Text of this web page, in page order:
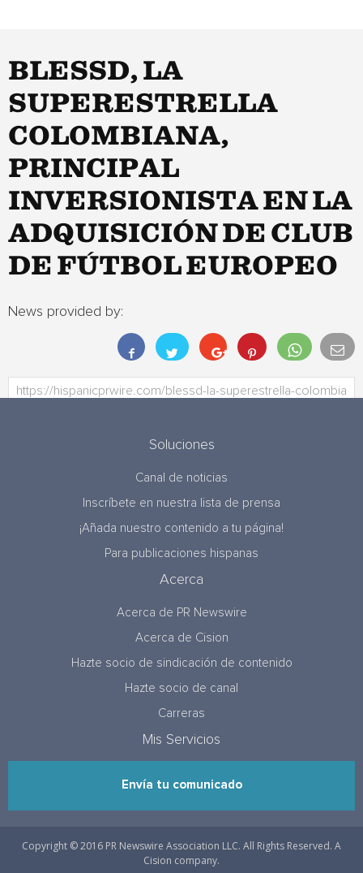
BLESSD, LA
SUPERESTRELLA
COLOMBIANA,
PRINCIPAL
INVERSIONISTA EN LA
ADQUISICIÓN DE CLUB
DE FÚTBOL EUROPEO
News provided by:
Soluciones
Canal de noticias
Inscríbete en nuestra lista de prensa
¡Añada nuestro contenido a tu página!
Para publicaciones hispanas
Acerca
Acerca de PR Newswire
Acerca de Cision
Hazte socio de sindicación de contenido
Hazte socio de canal
Carreras
Mis Servicios
Envía tu comunicado
Copyright © 2016 PR Newswire Association LLC. All Rights Reserved. A
Cision company.